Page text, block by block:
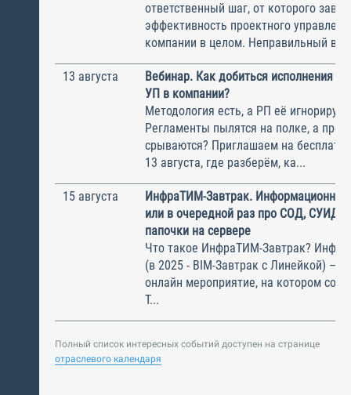
ответственный шаг, от которого
эффективность проектного
компании в целом. Неправильный
13 августа
Вебинар. Как добиться исполнения
УП в компании?
Методология есть, а РП её
Регламенты пылятся на полке, а
срываются? Приглашаем на
13 августа, где разберём, ка...
15 августа
ИнфраТИМ-Завтрак.
или в очередной раз про СОД, СУИД и
папочки на сервере
Что такое ИнфраТИМ-Завтрак?
(в 2025 - BIM-Завтрак с Линейкой) –
онлайн мероприятие, на котором
Т...
Полный список интересных событий доступен на странице
отраслевого календаря